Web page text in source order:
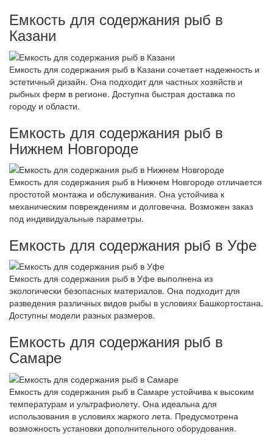
Емкость для содержания рыб в
Казани
Емкость для содержания рыб в Казани сочетает надежность и
эстетичный дизайн. Она подходит для частных хозяйств и
рыбных ферм в регионе. Доступна быстрая доставка по
городу и области.
Емкость для содержания рыб в
Нижнем Новгороде
Емкость для содержания рыб в Нижнем Новгороде отличается
простотой монтажа и обслуживания. Она устойчива к
механическим повреждениям и долговечна. Возможен заказ
под индивидуальные параметры.
Емкость для содержания рыб в Уфе
Емкость для содержания рыб в Уфе выполнена из
экологически безопасных материалов. Она подходит для
разведения различных видов рыбы в условиях Башкортостана.
Доступны модели разных размеров.
Емкость для содержания рыб в
Самаре
Емкость для содержания рыб в Самаре устойчива к высоким
температурам и ультрафиолету. Она идеальна для
использования в условиях жаркого лета. Предусмотрена
возможность установки дополнительного оборудования.